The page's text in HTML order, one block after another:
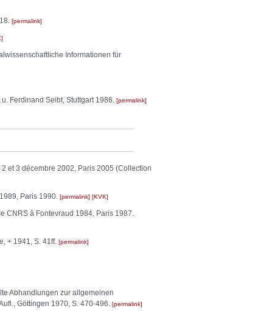
permalink
Informationen für
Ferdinand Seibt, Stuttgart 1986. permalink
et 3 décembre 2002, Paris 2005 (Collection
Paris 1990. permalink KVK
CNRS à Fontevraud 1984, Paris 1987.
+ 1941, S. 41ff. permalink
Abhandlungen zur allgemeinen
Göttingen 1970, S. 470-496. permalink